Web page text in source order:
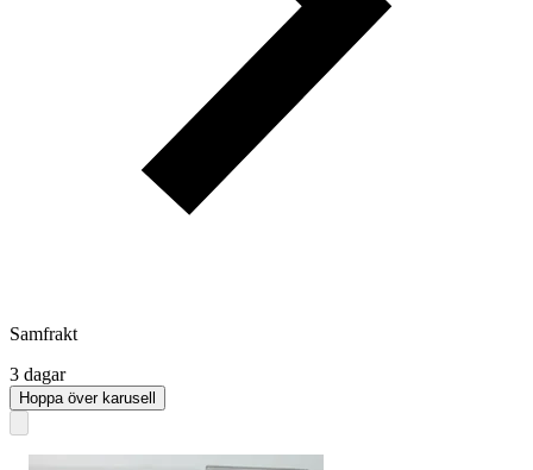
Samfrakt
3 dagar
Hoppa över karusell